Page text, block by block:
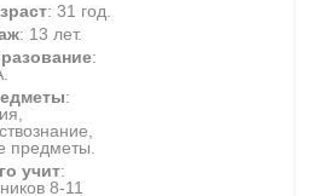
: 31 год.
: 13 лет.
:
:
предметы.
учит:
8-11